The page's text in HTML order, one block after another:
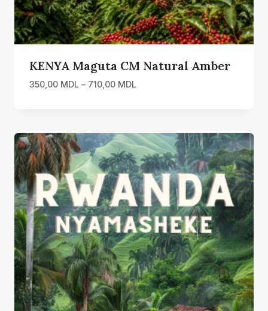
KENYA Maguta CM Natural Amber
350,00 MDL – 710,00 MDLInterval
până
710,00 MDL